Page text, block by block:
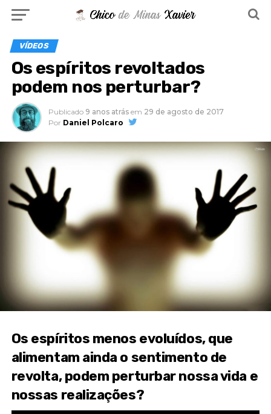
VÍDEOS
Os espíritos revoltados
podem nos perturbar?
Publicado 9 anos atrás em 29 de agosto de 2017
Por Daniel Polcaro
Os espíritos menos evoluídos, que
alimentam ainda o sentimento de
revolta, podem perturbar nossa vida e
nossas realizações?